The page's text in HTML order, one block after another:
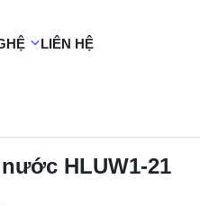
LIÊN HỆ
HLUW1-21